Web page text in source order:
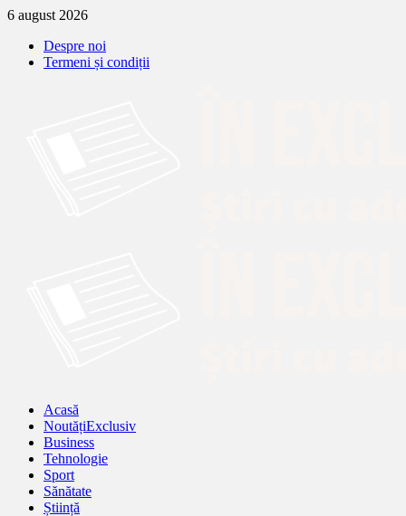
Treci
continut
6 august 2026
Despre noi
Termeni și condiții
Acasă
NoutățiExclusiv
Business
Tehnologie
Sport
Sănătate
Știință